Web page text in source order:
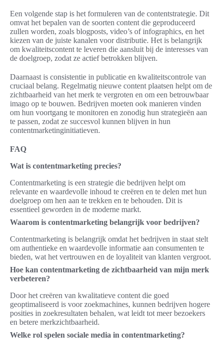
Een volgende stap is het formuleren van de contentstrategie. Dit
omvat het bepalen van de soorten content die geproduceerd
zullen worden, zoals blogposts, video’s of infographics, en het
kiezen van de juiste kanalen voor distributie. Het is belangrijk
om kwaliteitscontent te leveren die aansluit bij de interesses van
de doelgroep, zodat ze actief betrokken blijven.
Daarnaast is consistentie in publicatie en kwaliteitscontrole van
cruciaal belang. Regelmatig nieuwe content plaatsen helpt om de
zichtbaarheid van het merk te vergroten en om een betrouwbaar
imago op te bouwen. Bedrijven moeten ook manieren vinden
om hun voortgang te monitoren en zonodig hun strategieën aan
te passen, zodat ze succesvol kunnen blijven in hun
contentmarketinginitiatieven.
FAQ
Wat is contentmarketing precies?
Contentmarketing is een strategie die bedrijven helpt om
relevante en waardevolle inhoud te creëren en te delen met hun
doelgroep om hen aan te trekken en te behouden. Dit is
essentieel geworden in de moderne markt.
Waarom is contentmarketing belangrijk voor bedrijven?
Contentmarketing is belangrijk omdat het bedrijven in staat stelt
om authentieke en waardevolle informatie aan consumenten te
bieden, wat het vertrouwen en de loyaliteit van klanten vergroot.
Hoe kan contentmarketing de zichtbaarheid van mijn merk
verbeteren?
Door het creëren van kwalitatieve content die goed
geoptimaliseerd is voor zoekmachines, kunnen bedrijven hogere
posities in zoekresultaten behalen, wat leidt tot meer bezoekers
en betere merkzichtbaarheid.
Welke rol spelen sociale media in contentmarketing?